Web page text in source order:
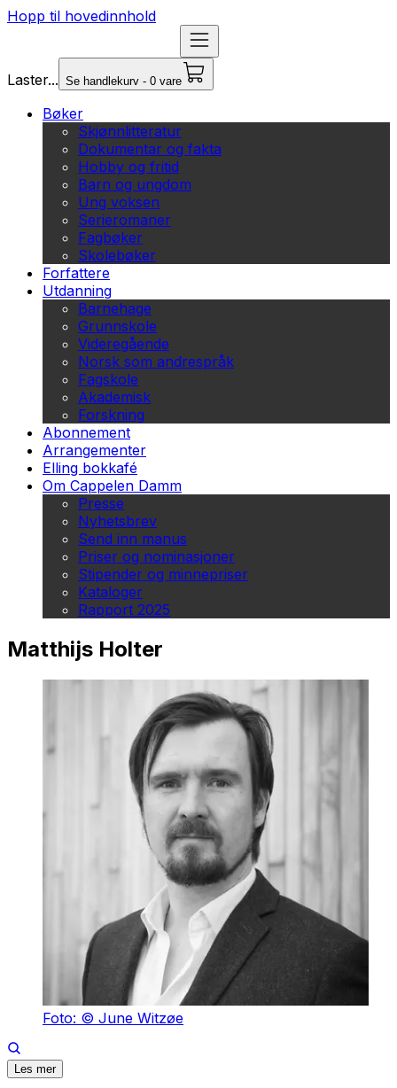
Hopp til hovedinnhold
Laster... Se handlekurv - 0 vare
Bøker
Skjønnlitteratur
Dokumentar og fakta
Hobby og fritid
Barn og ungdom
Ung voksen
Serieromaner
Fagbøker
Skolebøker
Forfattere
Utdanning
Barnehage
Grunnskole
Videregående
Norsk som andrespråk
Fagskole
Akademisk
Forskning
Abonnement
Arrangementer
Elling bokkafé
Om Cappelen Damm
Presse
Nyhetsbrev
Send inn manus
Priser og nominasjoner
Stipender og minnepriser
Kataloger
Rapport 2025
Matthijs Holter
Foto: © June Witzøe
Les mer